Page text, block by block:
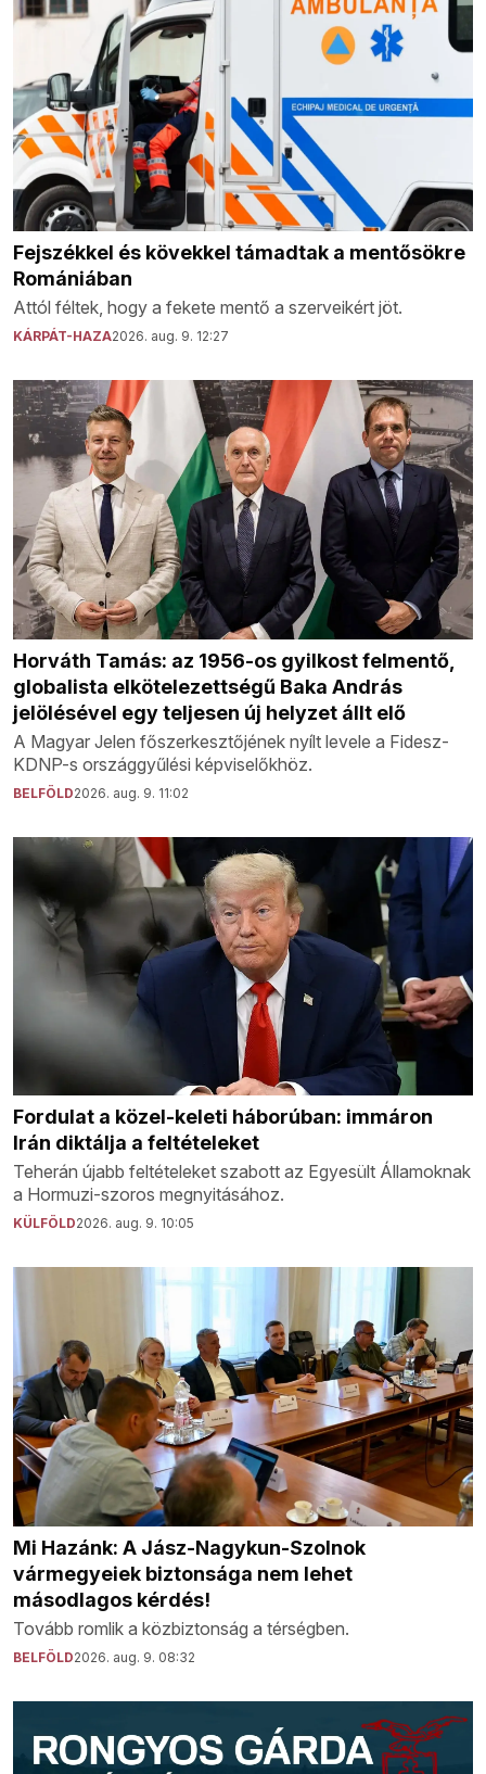
Fejszékkel és kövekkel támadtak a mentősökre
Romániában
Attól féltek, hogy a fekete mentő a szerveikért jöt.
KÁRPÁT-HAZA2026. aug. 9. 12:27
Horváth Tamás: az 1956-os gyilkost felmentő,
globalista elkötelezettségű Baka András
jelölésével egy teljesen új helyzet állt elő
A Magyar Jelen főszerkesztőjének nyílt levele a Fidesz-
KDNP-s országgyűlési képviselőkhöz.
BELFÖLD2026. aug. 9. 11:02
Fordulat a közel-keleti háborúban: immáron
Irán diktálja a feltételeket
Teherán újabb feltételeket szabott az Egyesült Államoknak
a Hormuzi-szoros megnyitásához.
KÜLFÖLD2026. aug. 9. 10:05
Mi Hazánk: A Jász-Nagykun-Szolnok
vármegyeiek biztonsága nem lehet
másodlagos kérdés!
Tovább romlik a közbiztonság a térségben.
BELFÖLD2026. aug. 9. 08:32